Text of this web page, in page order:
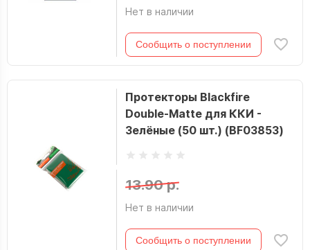
Нет в наличии
Сообщить о поступлении
Протекторы Blackfire
Double-Matte для ККИ -
Зелёные (50 шт.) (BF03853)
13.90 р.
Нет в наличии
Сообщить о поступлении